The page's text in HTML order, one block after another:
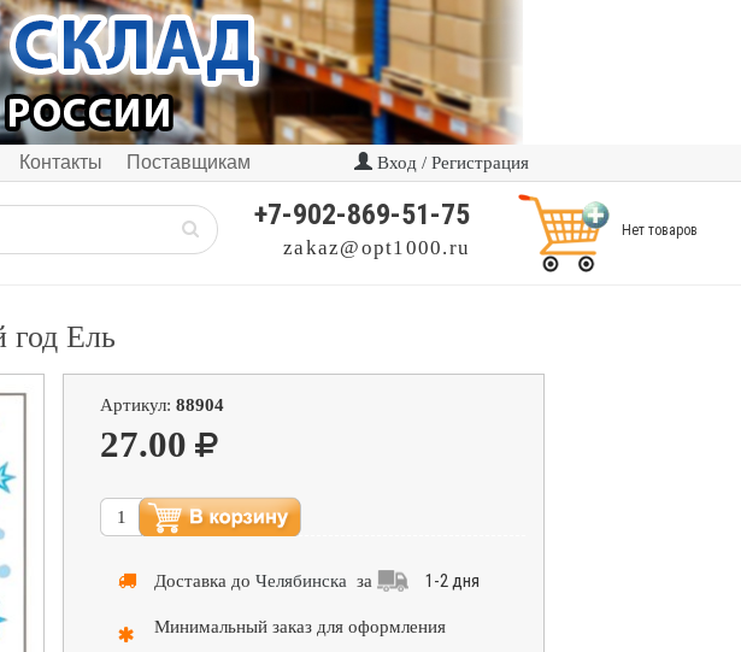
Контакты Поставщикам Вход / Регистрация
+7-902-869-51-75
zakaz@opt1000.ru
Нет товаров
Ель
Артикул: 88904
27.00
Доставка до Челябинска за 1-2 дня
Минимальный заказ для оформления